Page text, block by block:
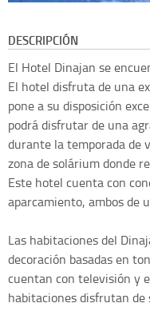
DESCRIPCIÓN
El Hotel Dinajan se
El hotel disfruta de una
pone a su disposición
podrá disfrutar de una
durante la temporada de
zona de solárium donde
Este hotel cuenta con
aparcamiento, ambos de
Las habitaciones del
decoración basadas en
cuentan con televisión y
habitaciones disfrutan de